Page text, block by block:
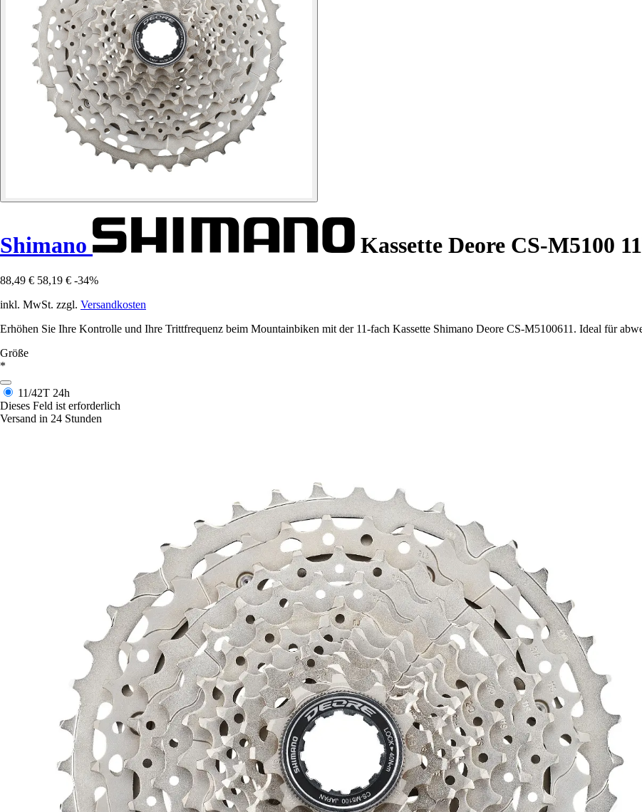
Shimano Kassette Deore CS-M5100
88,49 € 58,19 € -34%
inkl. MwSt. zzgl. Versandkosten
Erhöhen Sie Ihre Kontrolle und Ihre Trittfrequenz beim Mountainbiken mit der 11-fach Kassette Shimano Deore CS-M5100611. Ideal für
Größe
*
11/42T 24h
Dieses Feld ist erforderlich
Versand in 24 Stunden